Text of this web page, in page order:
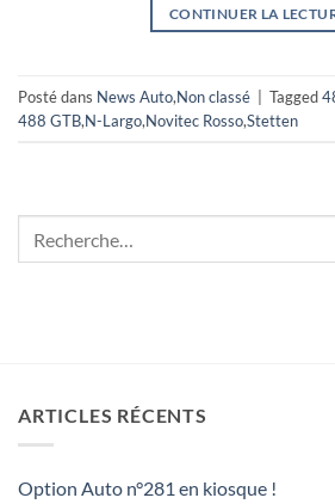
CONTINUER LA
Posté dans News Auto,Non classé Tagged
488 GTB,N-Largo,Novitec Rosso,Stetten
ARTICLES RÉCENTS
Option Auto n°281 en kiosque !